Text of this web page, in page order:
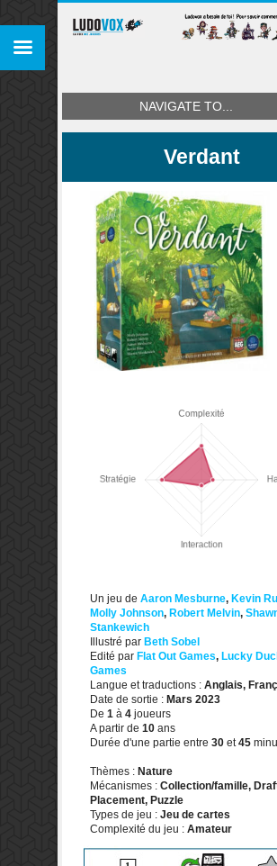
NAVIGATE TO...
Verdant
Un jeu de Aaron Mesburne, Kevin
Molly Johnson, Robert Melvin,
Stankewich
Illustré par Beth Sobel
Edité par Flat Out Games, Lucky
Games
Langue et traductions : Anglais,
Date de sortie : Mars 2023
De 1 à 4 joueurs
A partir de 10 ans
Durée d'une partie entre 30 et45
Thèmes : Nature
Mécanismes : Collection/famille,
Placement, Puzzle
Types de jeu : Jeu de cartes
Complexité du jeu : Amateur